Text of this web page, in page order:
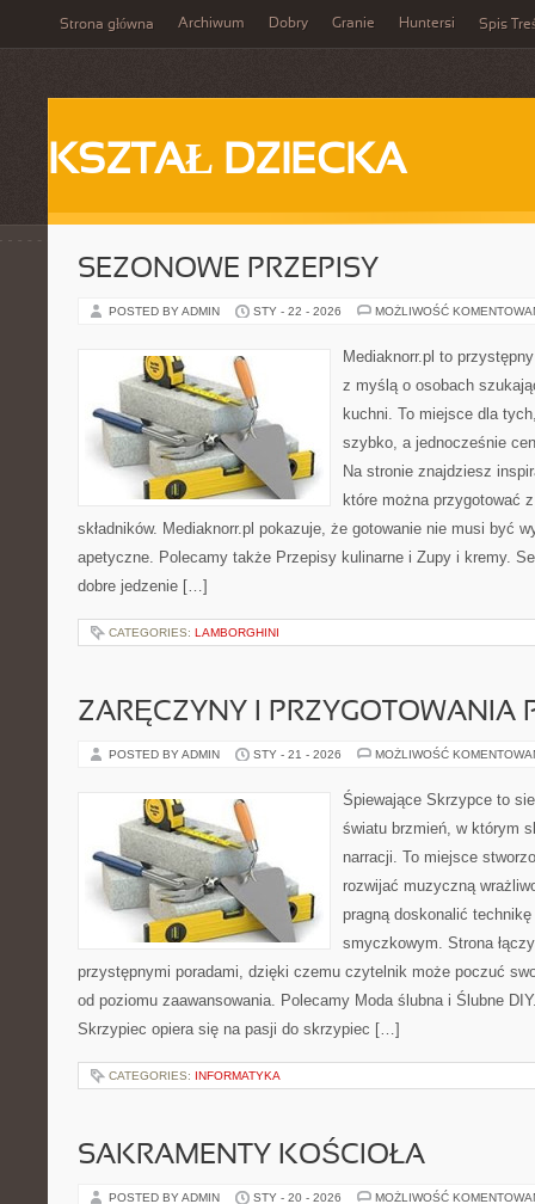
Strona główna Archiwum Dobry Granie Huntersi Spis
KSZTAŁ DZIECKA
SEZONOWE PRZEPISY
POSTED BY ADMIN STY - 22 - 2026 MOŻLIWOŚĆ
Mediaknorr.pl to
z myślą o osobach
kuchni. To miejsce dla
szybko, a jednocześnie
Na stronie znajdziesz
które można przygotować
składników. Mediaknorr.pl pokazuje, że gotowanie nie musi być
apetyczne. Polecamy także Przepisy kulinarne i Zupy i kremy.
dobre jedzenie […]
CATEGORIES: LAMBORGHINI
ZARĘCZYNY I PRZYGOTOWANIA
POSTED BY ADMIN STY - 21 - 2026 MOŻLIWOŚĆ
Śpiewające Skrzypce to
światu brzmień, w którym
narracji. To miejsce
rozwijać muzyczną
pragną doskonalić
smyczkowym. Strona
przystępnymi poradami, dzięki czemu czytelnik może poczuć
od poziomu zaawansowania. Polecamy Moda ślubna i Ślubne
Skrzypiec opiera się na pasji do skrzypiec […]
CATEGORIES: INFORMATYKA
SAKRAMENTY KOŚCIOŁA
POSTED BY ADMIN STY - 20 - 2026 MOŻLIWOŚĆ